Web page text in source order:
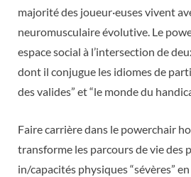
majorité des joueur·euses vivent
neuromusculaire évolutive. Le
espace social à l’intersection de
dont il conjugue les idiomes de
des valides” et “le monde du
Faire carrière dans le powerchair
transforme les parcours de vie des
in/capacités physiques “sévères”